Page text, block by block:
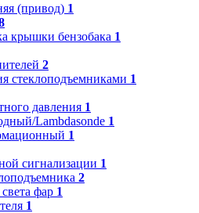
(привод) 1
крышки бензобака 1
2
стеклоподъемниками 1
давления 1
Lambdasonde 1
1
сигнализации 1
2
фар 1
1